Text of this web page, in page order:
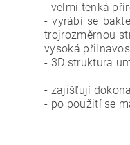
- velmi tenká
- vyrábí se
trojrozměrnou
vysoká
- 3D struktura
- zajišťují
- po použití se